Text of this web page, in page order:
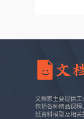
文档家主要提供
包括各种精品课程
纸资料模型及相关